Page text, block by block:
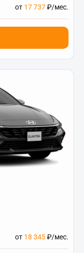
от 17 737₽/мес.
от 18 345₽/мес.